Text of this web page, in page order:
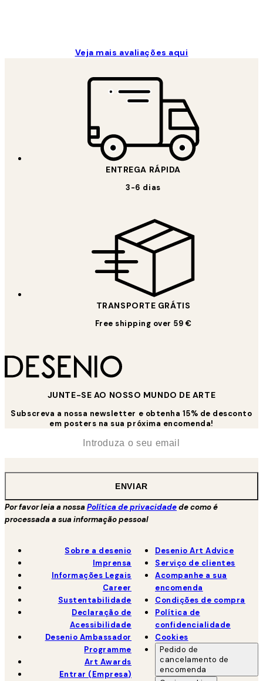
Veja mais avaliações aqui
ENTREGA RÁPIDA
3-6 dias
TRANSPORTE GRÁTIS
Free shipping over 59 €
JUNTE-SE AO NOSSO MUNDO DE ARTE
Subscreva a nossa newsletter e obtenha 15% de desconto
em posters na sua próxima encomenda!
ENVIAR
Por favor leia a nossaPolítica de privacidadede como é
processada a sua informação pessoal
Sobre a desenio
Imprensa
Informações Legais
Career
Sustentabilidade
Declaração de
Acessibilidade
Desenio Ambassador
Programme
Art Awards
Entrar (Empresa)
Desenio Art Advice
Serviço de clientes
Acompanhe a sua
encomenda
Condições de compra
Política de
confidencialidade
Cookies
Pedido de
cancelamento de
encomenda